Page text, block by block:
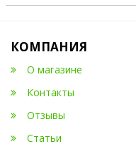
КОМПАНИЯ
О магазине
Контакты
Отзывы
Статьи